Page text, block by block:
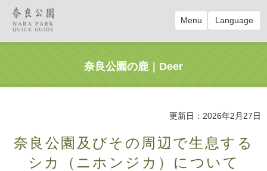
Menu Language
奈良公園の鹿｜Deer
更新日：2026年2月27日
奈良公園及びその周辺で生息する
シカ（ニホンジカ）について